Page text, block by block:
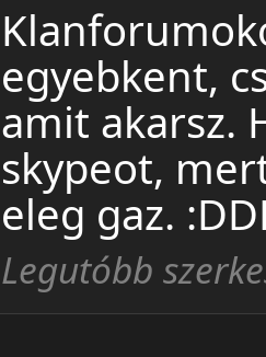
egyebkent,
amit akarsz.
skypeot,
eleg gaz.
Legutóbb